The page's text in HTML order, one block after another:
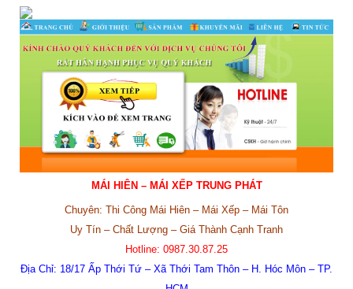
MÁI HIÊN – MÁI XẾP TRUNG PHÁT
Chuyên: Thi Công Mái Hiên – Mái Xếp – Mái Tôn
Uy Tín – Chất Lượng – Giá Thành Cạnh Tranh
Hotline: 0987.30.87.25
Địa Chỉ: 18/17 Ấp Thới Tứ – Xã Thới Tam Thôn – H. Hóc Môn – TP.